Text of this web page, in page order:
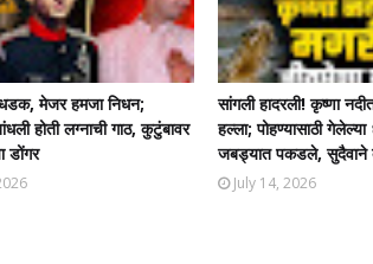
मेजर हमजा निधन;
होती लग्नाची गाठ, कुटुंबावर
डोंगर
सांगली हादरली! कृष्णा
हल्ला; पोहण्यासाठी गेलेल्या
जबड्यात पकडले, सुदैवाने
July 14, 2026